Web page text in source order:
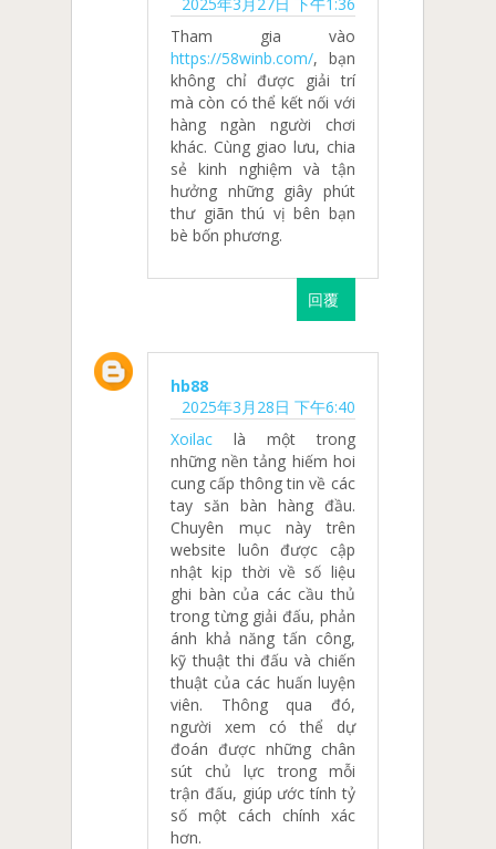
Tham gia vào
https://58winb.com/, bạn
không chỉ được giải trí
mà còn có thể kết nối với
hàng ngàn người chơi
khác. Cùng giao lưu, chia
sẻ kinh nghiệm và tận
hưởng những giây phút
thư giãn thú vị bên bạn
bè bốn phương.
回覆
hb88
2025年3月28日 下午6:40
Xoilac là một trong
những nền tảng hiếm hoi
cung cấp thông tin về các
tay săn bàn hàng đầu.
Chuyên mục này trên
website luôn được cập
nhật kịp thời về số liệu
ghi bàn của các cầu thủ
trong từng giải đấu, phản
ánh khả năng tấn công,
kỹ thuật thi đấu và chiến
thuật của các huấn luyện
viên. Thông qua đó,
người xem có thể dự
đoán được những chân
sút chủ lực trong mỗi
trận đấu, giúp ước tính tỷ
số một cách chính xác
hơn.